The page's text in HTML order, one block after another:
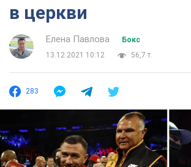
в церкви
Елена Павлова
Бокс
13.12.2021 10:12
56,7 т.
283